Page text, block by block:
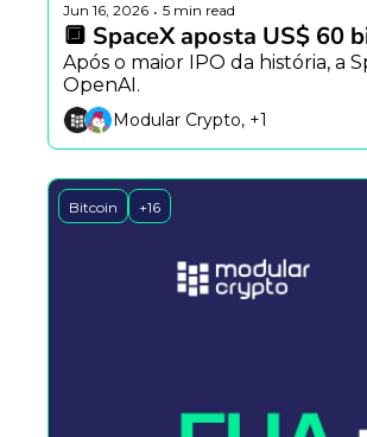
Jun 16, 2026 • 5 min read
🔲 SpaceX aposta US$ 60
Após o maior IPO da história, a
OpenAI.
Modular Crypto, +1
Bitcoin +16